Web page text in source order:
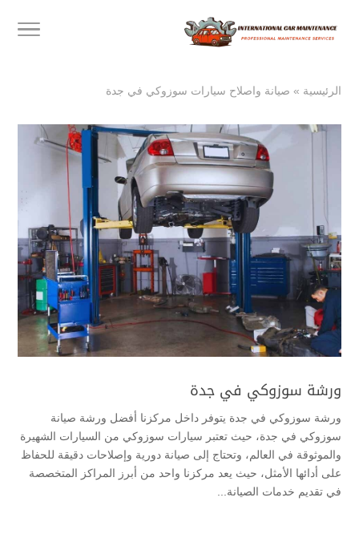
الرئيسية » صيانة واصلاح سيارات سوزوكي في جدة
ورشة سوزوكي في جدة
ورشة سوزوكي في جدة يتوفر داخل مركزنا أفضل ورشة صيانة
سوزوكي في جدة، حيث تعتبر سيارات سوزوكي من السيارات الشهيرة
والموثوقة في العالم، وتحتاج إلى صيانة دورية وإصلاحات دقيقة للحفاظ
على أدائها الأمثل، حيث يعد مركزنا واحد من أبرز المراكز المتخصصة
في تقديم خدمات الصيانة...